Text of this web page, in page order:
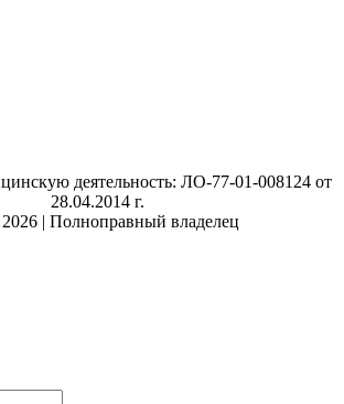
деятельность: ЛО-77-01-008124 от
28.04.2014 г.
| Полноправный владелец